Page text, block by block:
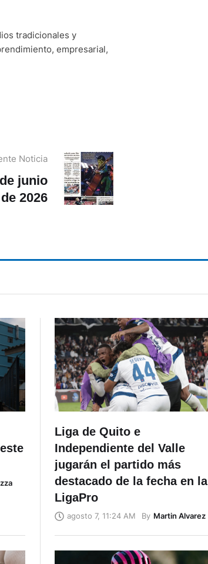
tradicionales y
empresarial,
Noticia
junio
de 2026
Liga de Quito e
Independiente del Valle
jugarán el partido más
destacado de la fecha en la
LigaPro
agosto 7, 11:24 AM By Martin Alvarez